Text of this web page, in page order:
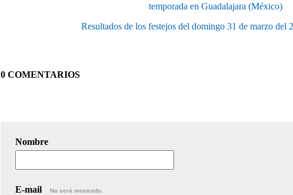
temporada en Guadalajara (México)
Resultados de los festejos del domingo 31 de marzo del
0 COMENTARIOS
Nombre
E-mail No será mostrado.